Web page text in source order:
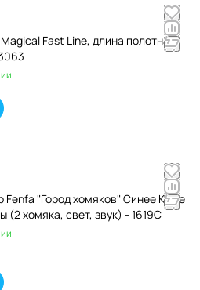
Fast Line, длина полотна
Fenfa "Город хомяков" Синее Кафе
(2 хомяка, свет, звук) - 1619C